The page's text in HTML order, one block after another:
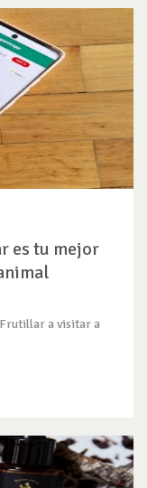
es tu mejor
Frutillar a visitar a